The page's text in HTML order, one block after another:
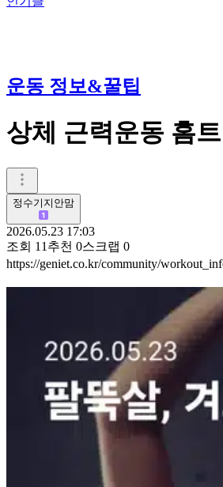
운동 정보&꿀팁
상체 근력운동 홈
정수기지안맘
2026.05.23 17:03
조회 11 추천 0스크랩 0
https://geniet.co.kr/community/